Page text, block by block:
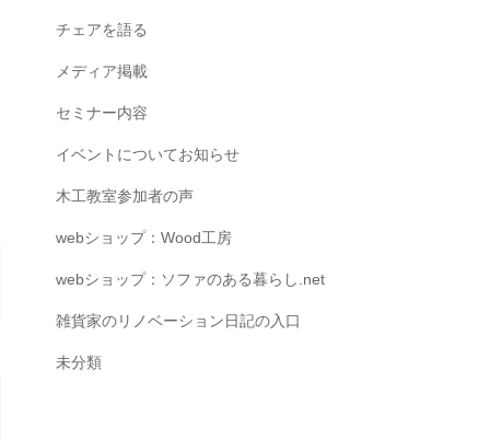
チェアを語る
メディア掲載
セミナー内容
イベントについてお知らせ
木工教室参加者の声
webショップ：Wood工房
webショップ：ソファのある暮らし.net
雑貨家のリノベーション日記の入口
未分類